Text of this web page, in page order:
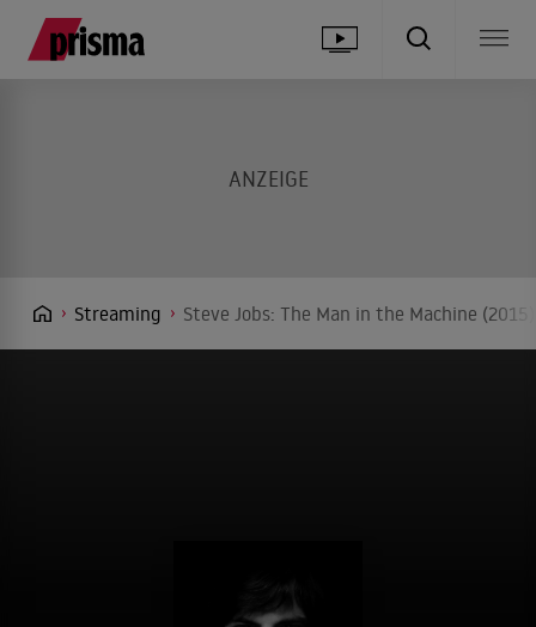
Streaming Steve Jobs: The Man in the Machine